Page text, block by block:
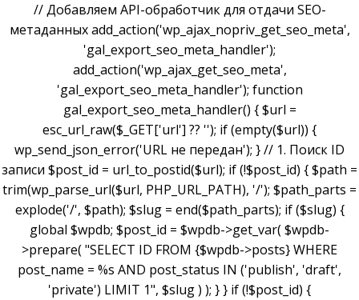
// Добавляем API-обработчик для отдачи SEO-
метаданных add_action('wp_ajax_nopriv_get_seo_meta',
'gal_export_seo_meta_handler');
add_action('wp_ajax_get_seo_meta',
'gal_export_seo_meta_handler'); function
gal_export_seo_meta_handler() { $url =
esc_url_raw($_GET['url'] ?? ''); if (empty($url)) {
wp_send_json_error('URL не передан'); } // 1. Поиск ID
записи $post_id = url_to_postid($url); if (!$post_id) { $path =
trim(wp_parse_url($url, PHP_URL_PATH), '/'); $path_parts =
explode('/', $path); $slug = end($path_parts); if ($slug) {
global $wpdb; $post_id = $wpdb->get_var( $wpdb-
>prepare( "SELECT ID FROM {$wpdb->posts} WHERE
post_name = %s AND post_status IN ('publish', 'draft',
'private') LIMIT 1", $slug ) ); } } if (!$post_id) {